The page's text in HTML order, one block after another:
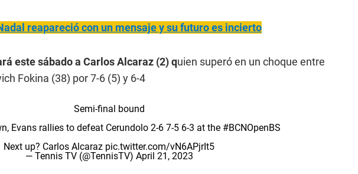
reapareció con un mensaje y su futuro es incierto
este sábado a Carlos Alcaraz (2) quien superó en un choque entre
Fokina (38) por 7-6 (5) y 6-4
Semi-final bound
Evans rallies to defeat Cerundolo 2-6 7-5 6-3 at the #BCNOpenBS
Next up? Carlos Alcaraz pic.twitter.com/vN6APjrIt5
— Tennis TV (@TennisTV) April 21, 2023